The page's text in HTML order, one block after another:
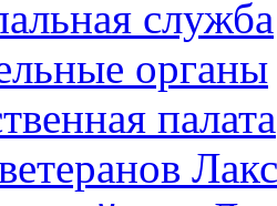
служба
органы
палата